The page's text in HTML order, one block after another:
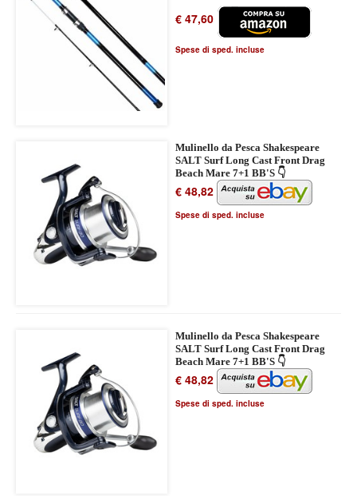
€ 47,60
Spese di sped. incluse
Mulinello da Pesca Shakespeare
SALT Surf Long Cast Front Drag
Beach Mare 7+1 BB'S 👇
€ 48,82
Spese di sped. incluse
Mulinello da Pesca Shakespeare
SALT Surf Long Cast Front Drag
Beach Mare 7+1 BB'S 👇
€ 48,82
Spese di sped. incluse